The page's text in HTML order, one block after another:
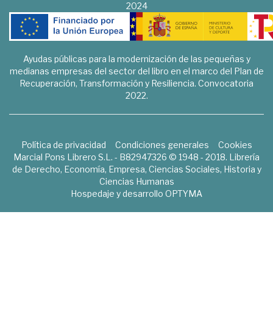
2024
Ayudas públicas para la modernización de las pequeñas y
medianas empresas del sector del libro en el marco del Plan de
Recuperación, Transformación y Resiliencia. Convocatoria
2022.
Política de privacidad Condiciones generales
Cookies
Marcial Pons Librero S.L. - B82947326 © 1948 - 2018. Librería
de Derecho, Economía, Empresa, Ciencias Sociales, Historia y
Ciencias Humanas
Hospedaje y desarrollo OPTYMA